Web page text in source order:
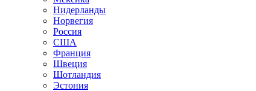
Нидерланды
Норвегия
Россия
США
Франция
Швеция
Шотландия
Эстония